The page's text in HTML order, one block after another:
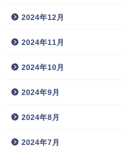
2024年12月
2024年11月
2024年10月
2024年9月
2024年8月
2024年7月